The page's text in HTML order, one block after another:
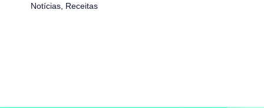
Notícias, Receitas